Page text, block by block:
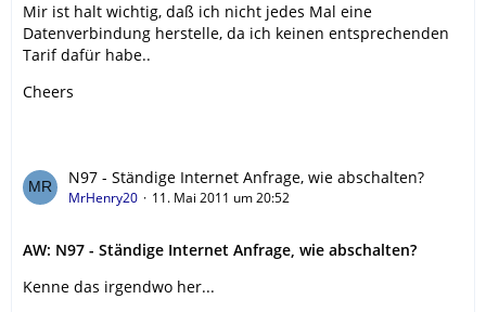
Mir ist halt wichtig, daß ich nicht jedes Mal eine
Datenverbindung herstelle, da ich keinen entsprechenden
Tarif dafür habe..
Cheers
N97 - Ständige Internet Anfrage, wie abschalten?
MrHenry20 11. Mai 2011 um 20:52
AW: N97 - Ständige Internet Anfrage, wie abschalten?
Kenne das irgendwo her...